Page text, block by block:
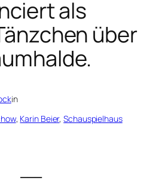
als
über
in
, Karin Beier, Schauspielhaus